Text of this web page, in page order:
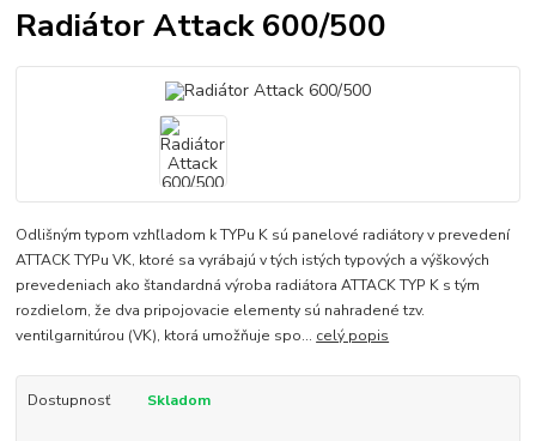
Radiátor Attack 600/500
Odlišným typom vzhľladom k TYPu K sú panelové radiátory v prevedení
ATTACK TYPu VK, ktoré sa vyrábajú v tých istých typových a výškových
prevedeniach ako štandardná výroba radiátora ATTACK TYP K s tým
rozdielom, že dva pripojovacie elementy sú nahradené tzv.
ventilgarnitúrou (VK), ktorá umožňuje spo... celý popis
Dostupnosť Skladom